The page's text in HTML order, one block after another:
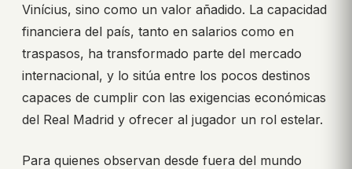
Vinícius, sino como un valor añadido. La capacidad
financiera del país, tanto en salarios como en
traspasos, ha transformado parte del mercado
internacional, y lo sitúa entre los pocos destinos
capaces de cumplir con las exigencias económicas
del Real Madrid y ofrecer al jugador un rol estelar.
Para quienes observan desde fuera del mundo